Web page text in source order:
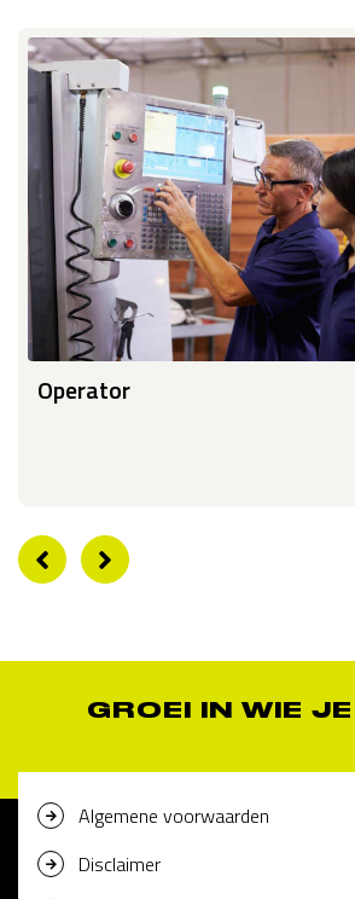
Operator
GROEI IN WIE
Algemene voorwaarden
Disclaimer